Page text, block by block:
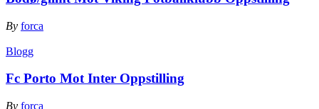
By forca
Blogg
Fc Porto Mot Inter Oppstilling
By forca